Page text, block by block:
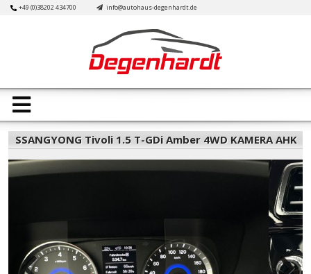
Skip+49 (0)38202 434700 info@autohaus-degenhardt.de
Open
Button
SSANGYONG Tivoli 1.5 T-GDi Amber 4WD KAMERA AHK